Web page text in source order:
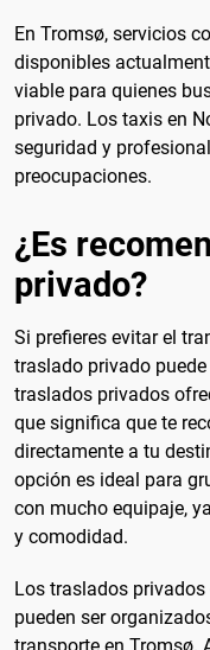
En Tromsø, servicios
disponibles
viable para quienes
privado. Los taxis en
seguridad y
preocupaciones.
¿Es
privado?
Si prefieres evitar el
traslado privado
traslados privados
que significa que te
directamente a tu
opción es ideal para
con mucho equipaje,
y comodidad.
Los traslados
pueden ser
transporte en Tromsø.